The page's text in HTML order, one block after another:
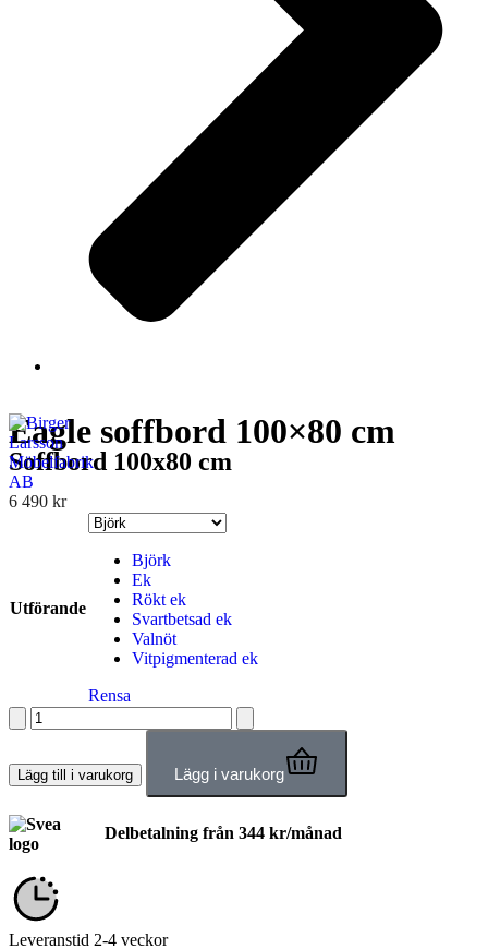
Eagle soffbord 100×80 cm
Soffbord 100x80 cm
6 490 kr
Utförande
Björk
Ek
Rökt ek
Svartbetsad ek
Valnöt
Vitpigmenterad ek
Rensa
Lägg till i varukorg Lägg i varukorg
Delbetalning från 344 kr/månad
Leveranstid 2-4 veckor